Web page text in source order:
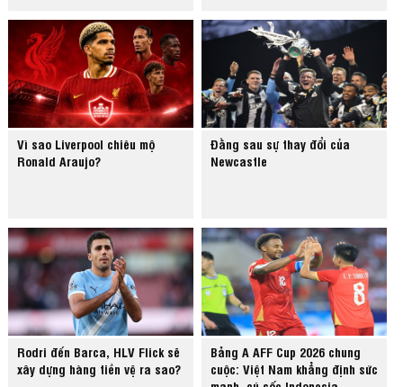
Vì sao Liverpool chiêu mộ
Ronald Araujo?
Đằng sau sự thay đổi của
Newcastle
Rodri đến Barca, HLV Flick sẽ
xây dựng hàng tiền vệ ra sao?
Bảng A AFF Cup 2026 chung
cuộc: Việt Nam khẳng định sức